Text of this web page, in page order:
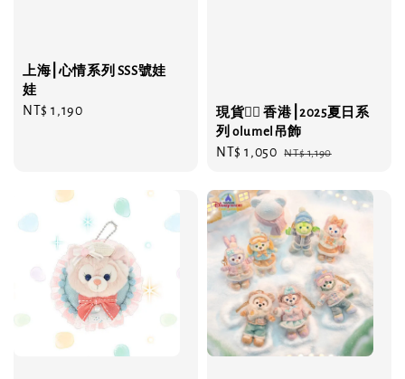
上海⎮心情系列 SSS號娃
娃
Regular
NT$ 1,190
現貨❤️‍🔥 香港⎮2025夏日系
列 olumel吊飾
Sale
NT$ 1,050 Regular
NT$ 1,190